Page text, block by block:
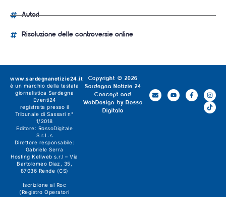
Autori
Risoluzione delle controversie online
Copyright © 2026
Sardegna Notizie 24
Concept and
WebDesign by Rosso
Digitale
www.sardegnanotizie24.it
è un marchio della testata
giornalistica Sardegna
Eventi24
registrata presso il
Tribunale di Sassari n°
1/2018
Editore: RossoDigitale
S.r.L.s
Direttore responsabile:
Gabriele Serra
Hosting Keliweb s.r.l – Via
Bartolomeo Diaz, 35,
87036 Rende (CS)
Iscrizione al Roc
(Registro Operatori